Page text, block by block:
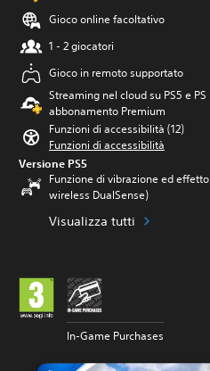
Gioco online facoltativo
1 - 2 giocatori
Gioco in remoto supportato
Streaming nel cloud su PS5 e
abbonamento Premium
Funzioni di accessibilità (12)
Funzioni di accessibilità
Versione PS5
Funzione di vibrazione ed
wireless DualSense)
Visualizza tutti
In-Game Purchases